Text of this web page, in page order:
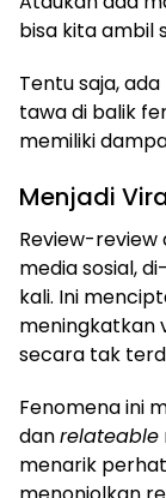
bisa kita ambil
Tentu saja,
tawa di balik
memiliki
Menjadi
Review-review
media sosial,
kali. Ini
meningkatkan
secara tak
Fenomena ini
danrelateable
menarik